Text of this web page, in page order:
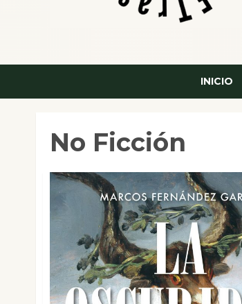
INICIO
No Ficción